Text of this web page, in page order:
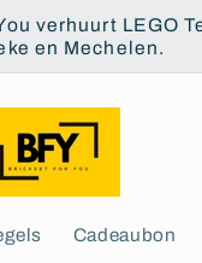
verhuurt LEGO
en Mechelen.
Cadeaubon